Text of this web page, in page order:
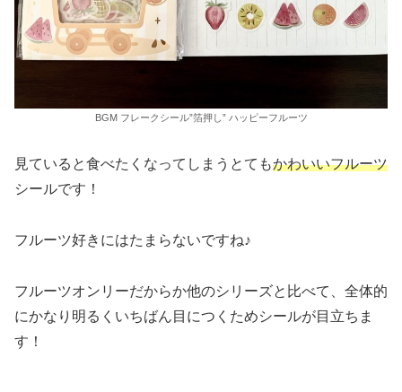
BGM フレークシール”箔押し” ハッピーフルーツ
見ていると食べたくなってしまうとてもかわいいフルーツ
シールです！
フルーツ好きにはたまらないですね♪
フルーツオンリーだからか他のシリーズと比べて、全体的
にかなり明るくいちばん目につくためシールが目立ちま
す！